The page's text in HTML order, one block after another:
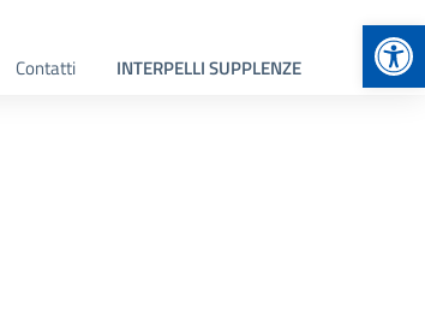
Contatti INTERPELLI SUPPLENZE